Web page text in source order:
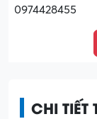
0974428455
CHI TIẾT